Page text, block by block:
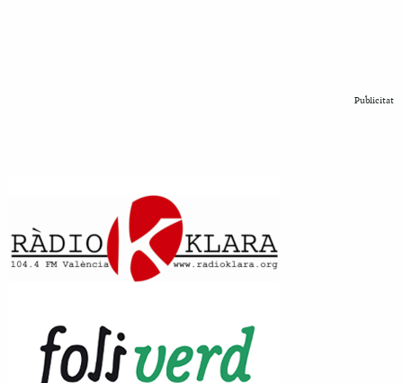
Publicitat